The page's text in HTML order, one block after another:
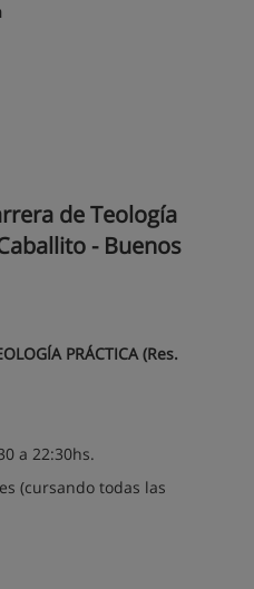
de Teología
- Buenos
PRÁCTICA (Res.
a 22:30hs.
todas las